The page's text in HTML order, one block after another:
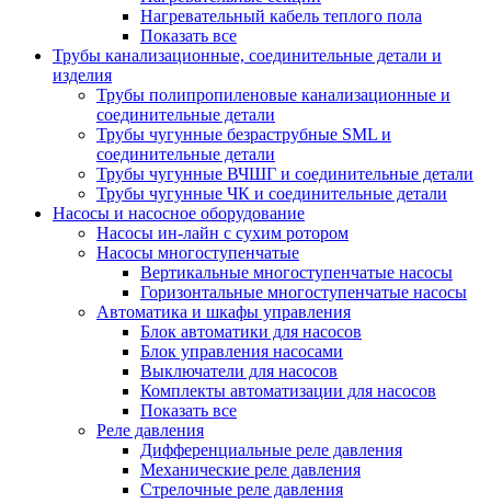
Нагревательный кабель теплого пола
Показать все
Трубы канализационные, соединительные детали и
изделия
Трубы полипропиленовые канализационные и
соединительные детали
Трубы чугунные безраструбные SML и
соединительные детали
Трубы чугунные ВЧШГ и соединительные детали
Трубы чугунные ЧК и соединительные детали
Насосы и насосное оборудование
Насосы ин-лайн с сухим ротором
Насосы многоступенчатые
Вертикальные многоступенчатые насосы
Горизонтальные многоступенчатые насосы
Автоматика и шкафы управления
Блок автоматики для насосов
Блок управления насосами
Выключатели для насосов
Комплекты автоматизации для насосов
Показать все
Реле давления
Дифференциальные реле давления
Механические реле давления
Стрелочные реле давления